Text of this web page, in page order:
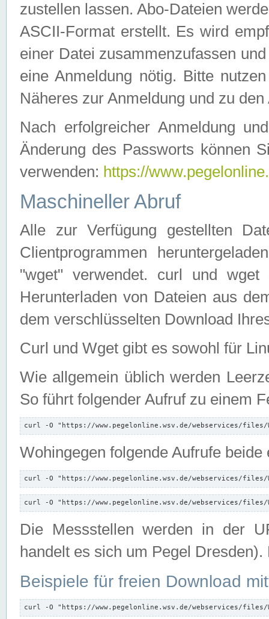
zustellen lassen. Abo-Dateien
ASCII-Format erstellt. Es wird
einer Datei zusammenzufassen
eine Anmeldung nötig. Bitte
Näheres zur Anmeldung und zu
Nach erfolgreicher Anmeldung
Änderung des Passworts können
verwenden: https://
Maschineller Abruf
Alle zur Verfügung gestellten
Clientprogrammen
"wget" verwendet. curl und wget
Herunterladen von Dateien aus
dem verschlüsselten Download
Curl und Wget gibt es sowohl für
Wie allgemein üblich werden
So führt folgender Aufruf zu einem
curl -O "https://www.pegelonline.wsv.de/webservices/files/
Wohingegen folgende Aufrufe beide
curl -O "https://www.pegelonline.wsv.de/webservices/files/
curl -O "https://www.pegelonline.wsv.de/webservices/files/
Die Messstellen werden in der
handelt es sich um Pegel
Beispiele für freien Download
curl -O "https://www.pegelonline.wsv.de/webservices/files/